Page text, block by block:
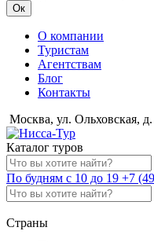
Ок
О компании
Туристам
Агентствам
Блог
Контакты
Москва, ул. Ольховская, д.
Каталог туров
По будням с 10 до 19 +7
Страны